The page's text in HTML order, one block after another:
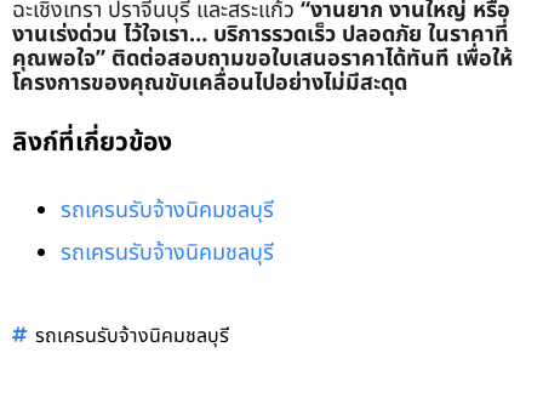
ฉะเชิงเทรา ปราจีนบุรี และสระแก้ว “งานยาก งานใหญ่ หรือ
งานเร่งด่วน ไว้ใจเรา… บริการรวดเร็ว ปลอดภัย ในราคาที่
คุณพอใจ” ติดต่อสอบถามขอใบเสนอราคาได้ทันที เพื่อให้
โครงการของคุณขับเคลื่อนไปอย่างไม่มีสะดุด
ลิงก์ที่เกี่ยวข้อง
รถเครนรับจ้างนิคมชลบุรี
รถเครนรับจ้างนิคมชลบุรี
รถเครนรับจ้างนิคมชลบุรี